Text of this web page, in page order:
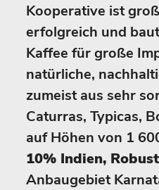
Kooperative ist
erfolgreich und
Kaffee für große
natürliche,
zumeist aus sehr
Caturras, Typicas,
auf Höhen von 1
10% Indien,
Anbaugebiet